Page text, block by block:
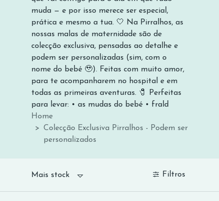
muda — e por isso merece ser especial,
prática e mesmo a tua. 🤍 Na Pirralhos, as
nossas malas de maternidade são de
colecção exclusiva, pensadas ao detalhe e
podem ser personalizadas (sim, com o
nome do bebé 🥹). Feitas com muito amor,
para te acompanharem no hospital e em
todas as primeiras aventuras. 🧷 Perfeitas
para levar: • as mudas do bebé • frald
Home
Colecção Exclusiva Pirralhos - Podem ser
personalizados
Mais stock Filtros